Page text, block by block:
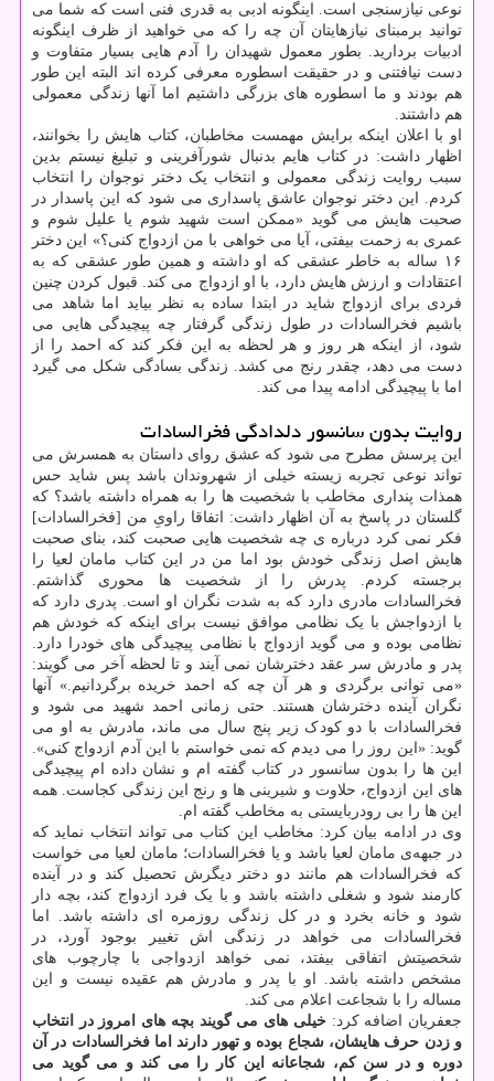
نوعی نیازسنجی است. اینگونه ادبی به قدری فنی است که شما می
توانید برمبنای نیازهایتان آن چه را که می خواهید از ظرف اینگونه
ادبیات بردارید. بطور معمول شهیدان را آدم هایی بسیار متفاوت و
دست نیافتنی و در حقیقت اسطوره معرفی کرده اند البته این طور
هم بودند و ما اسطوره های بزرگی داشتیم اما آنها زندگی معمولی
هم داشتند.
او با اعلان اینکه برایش مهمست مخاطبان، کتاب هایش را بخوانند،
اظهار داشت: در کتاب هایم بدنبال شورآفرینی و تبلیغ نیستم بدین
سبب روایت زندگی معمولی و انتخاب یک دختر نوجوان را انتخاب
کردم. این دختر نوجوان عاشق پاسداری می شود که این پاسدار در
صحبت هایش می گوید «ممکن است شهید شوم یا علیل شوم و
عمری به زحمت بیفتی، آیا می خواهی با من ازدواج کنی؟» این دختر
۱۶ ساله به خاطر عشقی که او داشته و همین طور عشقی که به
اعتقادات و ارزش هایش دارد، با او ازدواج می کند. قبول کردن چنین
فردی برای ازدواج شاید در ابتدا ساده به نظر بیاید اما شاهد می
باشیم فخرالسادات در طول زندگی گرفتار چه پیچیدگی هایی می
شود، از اینکه هر روز و هر لحظه به این فکر کند که احمد را از
دست می دهد، چقدر رنج می کشد. زندگی بسادگی شکل می گیرد
اما با پیچیدگی ادامه پیدا می کند.
روایت بدون سانسور دلدادگی فخرالسادات
این پرسش مطرح می شود که عشق روای داستان به همسرش می
تواند نوعی تجربه زیسته خیلی از شهروندان باشد پس شاید حس
همذات پنداری مخاطب با شخصیت ها را به همراه داشته باشد؟ که
گلستان در پاسخ به آن اظهار داشت: اتفاقا راویِ من [فخرالسادات]
فکر نمی کرد درباره ی چه شخصیت هایی صحبت کند، بنای صحبت
هایش اصل زندگی خودش بود اما من در این کتاب مامان لعیا را
برجسته کردم. پدرش را از شخصیت ها محوری گذاشتم.
فخرالسادات مادری دارد که به شدت نگران او است. پدری دارد که
با ازدواجش با یک نظامی موافق نیست برای اینکه که خودش هم
نظامی بوده و می گوید ازدواج با نظامی پیچیدگی های خودرا دارد.
پدر و مادرش سر عقد دخترشان نمی آیند و تا لحظه آخر می گویند:
«می توانی برگردی و هر آن چه که احمد خریده برگردانیم.» آنها
نگران آینده دخترشان هستند. حتی زمانی احمد شهید می شود و
فخرالسادات با دو کودک زیر پنج سال می ماند، مادرش به او می
گوید: «این روز را می دیدم که نمی خواستم با این آدم ازدواج کنی».
این ها را بدون سانسور در کتاب گفته ام و نشان داده ام پیچیدگی
های این ازدواج، حلاوت و شیرینی ها و رنج این زندگی کجاست. همه
این ها را بی رودربایستی به مخاطب گفته ام.
وی در ادامه بیان کرد: مخاطب این کتاب می تواند انتخاب نماید که
در جبهه‌ی مامان لعیا باشد و یا فخرالسادات؛ مامان لعیا می خواست
که فخرالسادات هم مانند دو دختر دیگرش تحصیل کند و در آینده
کارمند شود و شغلی داشته باشد و با یک فرد ازدواج کند، بچه دار
شود و خانه بخرد و در کل زندگی روزمره ای داشته باشد. اما
فخرالسادات می خواهد در زندگی اش تغییر بوجود آورد، در
شخصیتش اتفاقی بیفتد، نمی خواهد ازدواجی با چارچوب های
مشخص داشته باشد. او با پدر و مادرش هم عقیده نیست و این
مساله را با شجاعت اعلام می کند.
جعفریان اضافه کرد:خیلی های می گویند بچه های امروز در انتخاب
و زدن حرف هایشان، شجاع بوده و تهور دارند اما فخرالسادات در آن
دوره و در سن کم، شجاعانه این کار را می کند و می گوید می